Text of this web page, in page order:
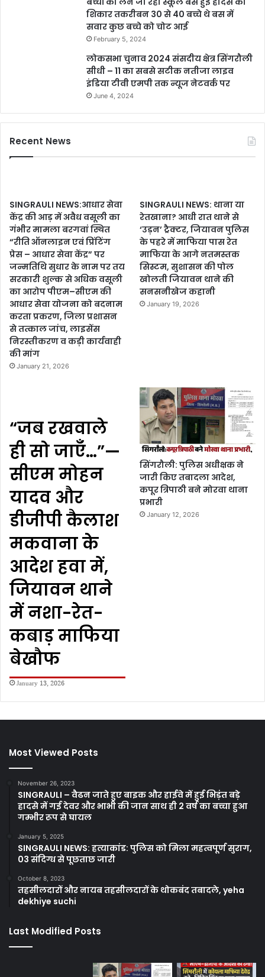
शिकार तकरीबन 30 से 40 बच्चे थे बस में
सवार कुछ बच्चे को चोट आई
February 5, 2024
लोकसभा चुनाव 2024 संसदीय क्षेत्र सिंगरौली
सीधी – 11 का सबसे सटीक नतीजा लाइव
इंडिया टीवी एमपी तक न्यूज नेटवर्क पर
June 4, 2024
Recent News
SINGRAULI NEWS:आधार सेवा
केंद्र की आड़ में अवैध वसूली का
गंभीर मामला बरगवां स्थित
“रीति ऑनलाइन एवं प्रिंटिंग
प्रेस – आधार सेवा केंद्र” पर
जन्मतिथि सुधार के नाम पर तय
सरकारी शुल्क से अधिक वसूली
का आरोप पीएम–सीएम की
आधार सेवा योजना को बदनाम
करता प्रकरण, जिला प्रशासन
से तत्काल जांच, लाइसेंस
निरस्तीकरण व कड़ी कार्यवाही
की मांग
January 21, 2026
SINGRAULI NEWS: थाना या
रेतखाना? आधी रात थाने से
‘उड़न’ ट्रैक्टर, जियावन पुलिस
के पहरे में माफिया पास रेत
माफिया के आगे नतमस्तक
सिस्टम, सुशासन की पोल
खोलती जियावन थाने की
सनसनीखेज कहानी
January 19, 2026
“जब रखवाले
ही सो जाएँ…”—
सीएम मोहन
यादव और
डीजीपी कैलाश
मकवाना के
आदेश हवा में,
जियावन थाने
में नशा-रेत-
कबाड़ माफिया
बेखौफ
January 13, 2026
सिंगरौली: पुलिस अधीक्षक ने
जारी किए तबादला आदेश,
कपूर त्रिपाठी बने मोरवा थाना
प्रभारी
January 12, 2026
Most Viewed Posts
November 26, 2023
SINGRAULI – वैढन जाते हुए बाइक और हाईवे में हुई भिड़ंत बड़े
हादसे में गई देवर और भाभी की जान साथ ही 2 वर्ष का बच्चा हुआ
गम्भीर रूप से घायल
January 5, 2025
SINGRAULI NEWS: हत्याकांड: पुलिस को मिला महत्वपूर्ण सुराग,
03 संदिग्ध से पूछताछ जारी
October 8, 2023
तहसीलदारों और नायब तहसीलदारों के थोकबंद तबादले, yeha
dekhiye suchi
Last Modified Posts